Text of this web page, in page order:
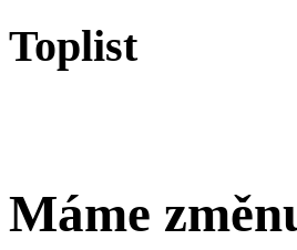
Toplist
Máme